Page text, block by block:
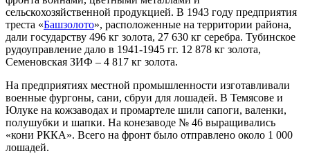
сельскохозяйственной продукцией. В 1943 году предприятия
треста «Башзолото», расположенные на территории района,
дали государству 496 кг золота, 27 630 кг серебра. Тубинское
рудоуправление дало в 1941-1945 гг. 12 878 кг золота,
Семеновская ЗИФ – 4 817 кг золота.
На предприятиях местной промышленности изготавливали
военные фургоны, сани, сбруи для лошадей. В Темясове и
Юлуке на кожзаводах и промартеле шили сапоги, валенки,
полушубки и шапки. На конезаводе № 46 выращивались
«кони РККА». Всего на фронт было отправлено около 1 000
лошадей.